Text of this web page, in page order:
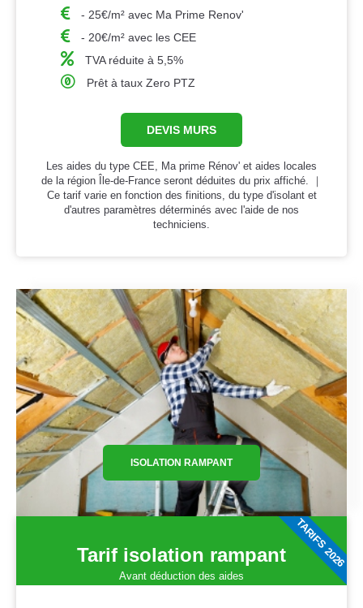
- 25€/m² avec Ma Prime Renov'
- 20€/m² avec les CEE
TVA réduite à 5,5%
Prêt à taux Zero PTZ
DEVIS MURS
Les aides du type CEE, Ma prime Rénov' et aides locales
de la région Île-de-France seront déduites du prix affiché. ｜
Ce tarif varie en fonction des finitions, du type d'isolant et
d'autres paramètres déterminés avec l'aide de nos
techniciens.
ISOLATION RAMPANT
Tarif isolation rampant
Avant déduction des aides
TARIFS 2026